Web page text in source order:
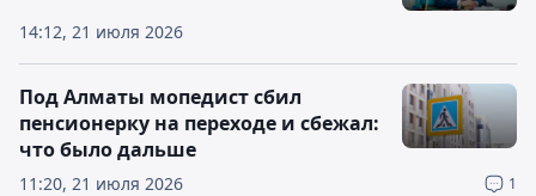
14:12, 21 июля 2026
11:20, 21 июля 2026 1
Под Алматы мопедист сбил
пенсионерку на переходе и сбежал:
что было дальше